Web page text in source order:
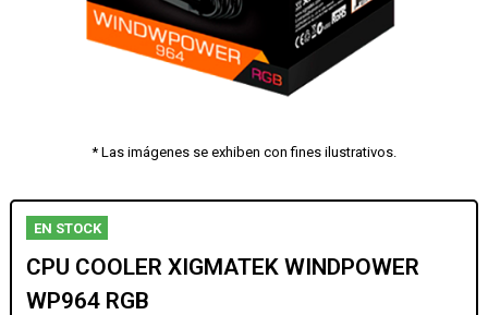
* Las imágenes se exhiben con fines ilustrativos.
EN STOCK
CPU COOLER XIGMATEK WINDPOWER
WP964 RGB